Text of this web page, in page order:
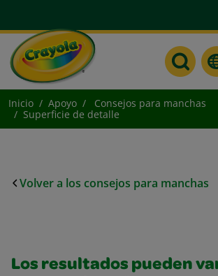
Inicio Apoyo
Consejos para manchas
Superficie de detalle
Volver a los consejos para manchas
Los resultados pueden